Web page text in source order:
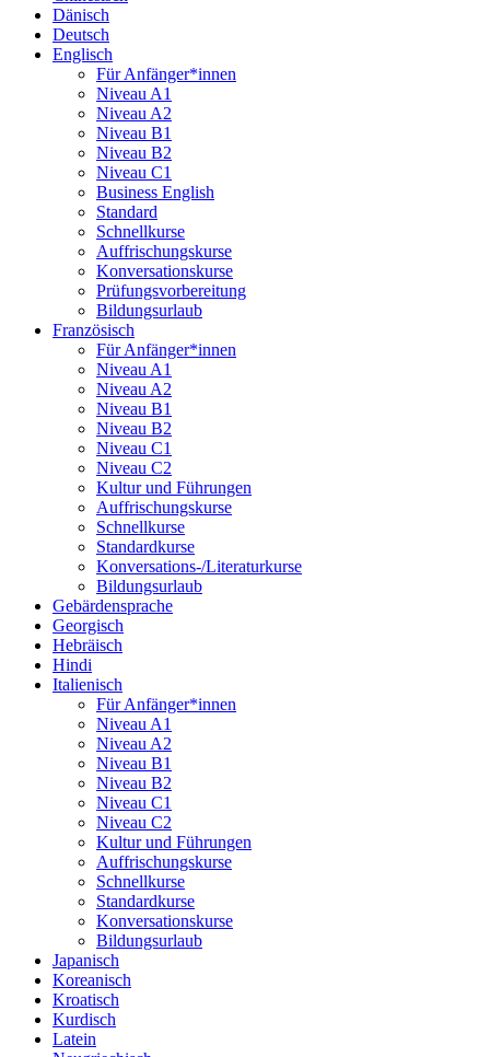
Dänisch
Deutsch
Englisch
Für Anfänger*innen
Niveau A1
Niveau A2
Niveau B1
Niveau B2
Niveau C1
Business English
Standard
Schnellkurse
Auffrischungskurse
Konversationskurse
Prüfungsvorbereitung
Bildungsurlaub
Französisch
Für Anfänger*innen
Niveau A1
Niveau A2
Niveau B1
Niveau B2
Niveau C1
Niveau C2
Kultur und Führungen
Auffrischungskurse
Schnellkurse
Standardkurse
Konversations-/Literaturkurse
Bildungsurlaub
Gebärdensprache
Georgisch
Hebräisch
Hindi
Italienisch
Für Anfänger*innen
Niveau A1
Niveau A2
Niveau B1
Niveau B2
Niveau C1
Niveau C2
Kultur und Führungen
Auffrischungskurse
Schnellkurse
Standardkurse
Konversationskurse
Bildungsurlaub
Japanisch
Koreanisch
Kroatisch
Kurdisch
Latein